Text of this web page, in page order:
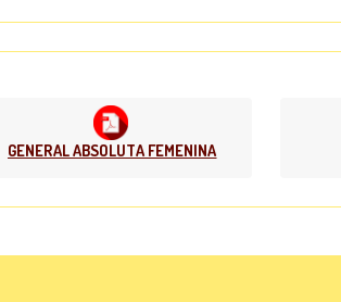
GENERAL ABSOLUTA FEMENINA